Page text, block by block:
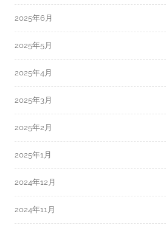
2025年6月
2025年5月
2025年4月
2025年3月
2025年2月
2025年1月
2024年12月
2024年11月